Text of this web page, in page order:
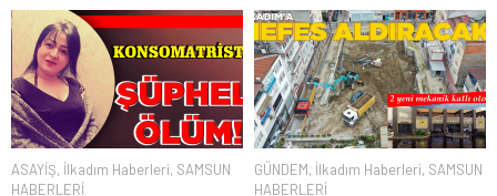
ASAYİŞ, İlkadım Haberleri, SAMSUN
HABERLERİ
GÜNDEM, İlkadım Haberleri, SAMSUN
HABERLERİ